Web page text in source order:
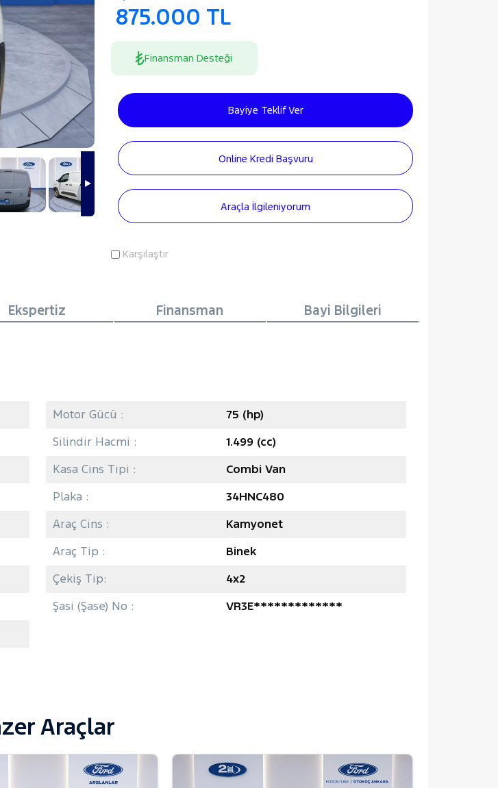
875.000 TL
Finansman Desteği
Bayiye Teklif Ver
Online Kredi Başvuru
Araçla İlgileniyorum
Karşılaştır
Ekspertiz Finansman Bayi Bilgileri
Motor Gücü :
75 (hp)
Silindir Hacmi :
1.499 (cc)
Kasa Cins Tipi :
Combi Van
Plaka :
34HNC480
Araç Cins :
Kamyonet
Araç Tip :
Binek
Çekiş Tip:
4x2
Şasi (Şase) No :
VR3E*************
Araçlar